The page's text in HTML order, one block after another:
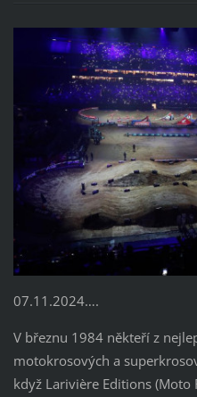
07.11.2024….
V březnu 1984 někteří z
motokrosových a
když Larivière Editions (Moto